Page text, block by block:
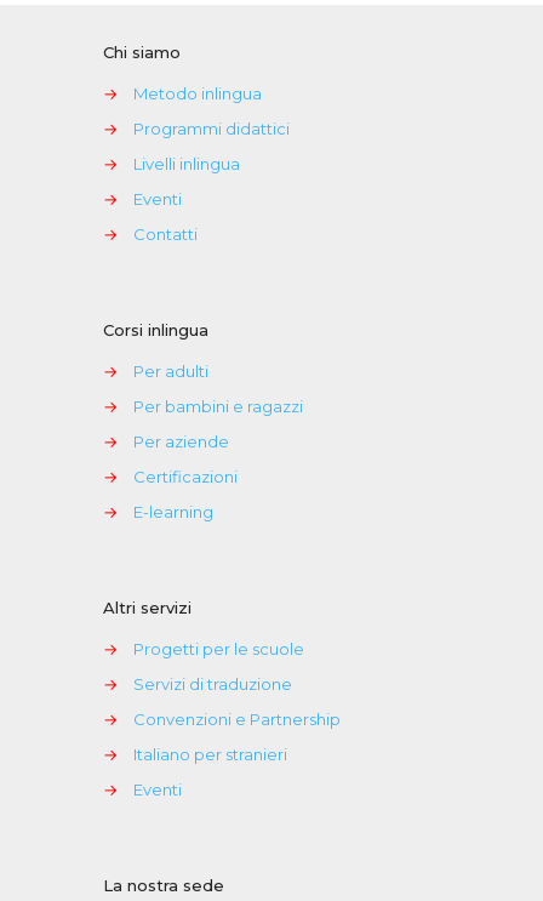
Chi siamo
→
Metodo inlingua
→
Programmi didattici
→
Livelli inlingua
→
Eventi
→
Contatti
Corsi inlingua
→
Per adulti
→
Per bambini e ragazzi
→
Per aziende
→
Certificazioni
→
E-learning
Altri servizi
→
Progetti per le scuole
→
Servizi di traduzione
→
Convenzioni e Partnership
→
Italiano per stranieri
→
Eventi
La nostra sede